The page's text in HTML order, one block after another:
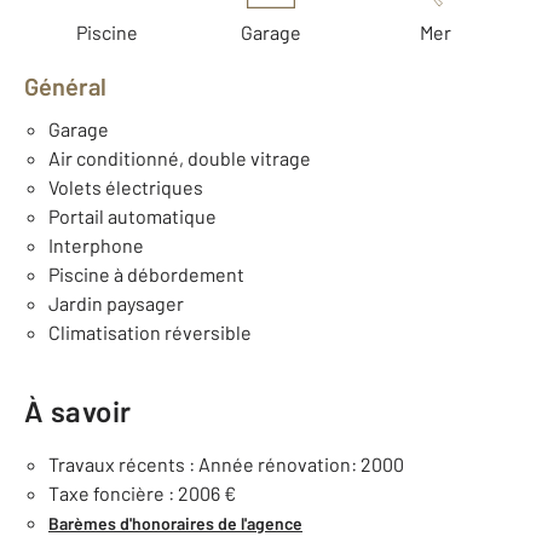
Piscine Garage Mer
Général
Garage
Air conditionné, double vitrage
Volets électriques
Portail automatique
Interphone
Piscine à débordement
Jardin paysager
Climatisation réversible
À savoir
Travaux récents : Année rénovation: 2000
Taxe foncière : 2006 €
Barèmes d'honoraires de l'agence